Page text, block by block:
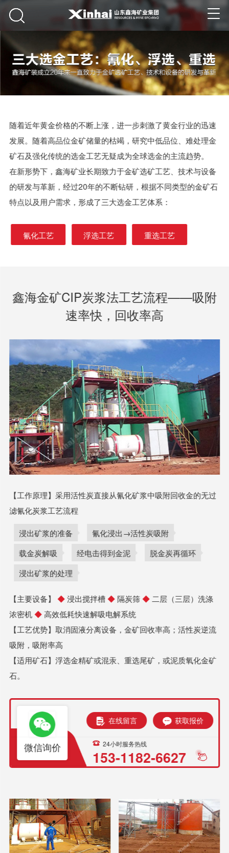
随着近年黄金价格的不断上涨，进一步刺激了黄金行业的迅速
发展。随着高品位金矿储量的枯竭，研究中低品位、难处理金
矿石及强化传统的选金工艺无疑成为全球选金的主流趋势。
在新形势下，鑫海矿业长期致力于金矿选矿工艺、技术与设备
的研发与革新，经过20年的不断钻研，根据不同类型的金矿石
特点以及用户需求，形成了三大选金工艺体系：
氰化工艺 浮选工艺 重选工艺
鑫海金矿CIP炭浆法工艺流程——吸附
速率快，回收率高
【工作原理】采用活性炭直接从氰化矿浆中吸附回收金的无过
滤氰化炭浆工艺流程
浸出矿浆的准备
氰化浸出→活性炭吸附
载金炭解吸
经电击得到金泥
脱金炭再循环
浸出矿浆的处理
【主要设备】 ◆浸出搅拌槽◆隔炭筛◆ 二层（三层）洗涤
浓密机◆高效低耗快速解吸电解系统
【工艺优势】取消固液分离设备，金矿回收率高；活性炭逆流
吸附，吸附率高
【适用矿石】浮选金精矿或混汞、重选尾矿，或泥质氧化金矿
石。
微信询价
在线留言 获取报价
24小时服务热线
153-1182-6627